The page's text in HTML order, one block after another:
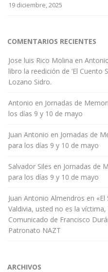
19 diciembre, 2025
COMENTARIOS RECIENTES
Jose luis Rico Molina en
libro la reedición de ‘El Cuento
Lozano Sidro.
Antonio en Jornadas de
los días 9 y 10 de mayo
Juan Antonio en Jornadas de
para los días 9 y 10 de mayo
Salvador Siles en Jornadas de
para los días 9 y 10 de mayo
Juan Antonio Almendros en
Valdivia, usted no es la
Comunicado de Francisco
Patronato NAZT
ARCHIVOS